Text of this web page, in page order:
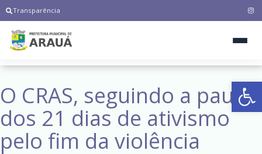
Transparência
O CRAS, seguindo a pauta
dos 21 dias de ativismo
pelo fim da violência